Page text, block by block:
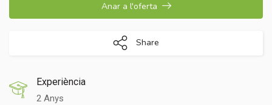
Anar a l'oferta
Share
Experiència
2 Anys